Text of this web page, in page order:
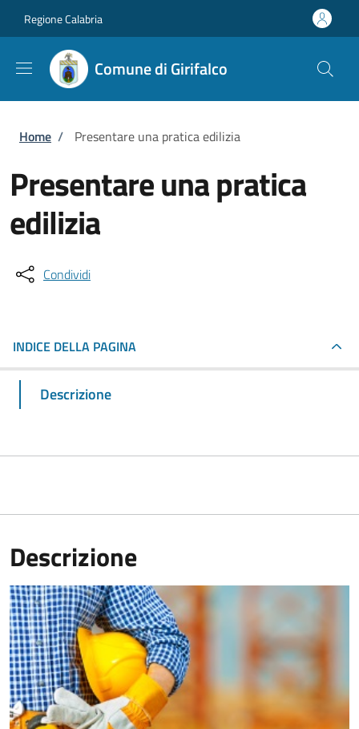
Regione Calabria
Comune di Girifalco
Briciole di pane
Home / Presentare una pratica edilizia
Presentare una pratica
edilizia
Condividi
INDICE DELLA PAGINA
Descrizione
Descrizione